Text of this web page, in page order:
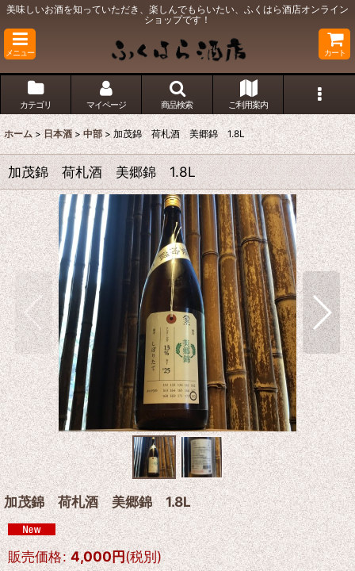
美味しいお酒を知っていただき、楽しんでもらいたい、ふくはら酒店オンライン
ショップです！
メニュー カート
カテゴリ マイページ 商品検索 ご利用案内
ホーム > 日本酒 > 中部 > 加茂錦 荷札酒 美郷錦 1.8L
加茂錦 荷札酒 美郷錦 1.8L
加茂錦 荷札酒 美郷錦 1.8L
販売価格: 4,000円(税別)